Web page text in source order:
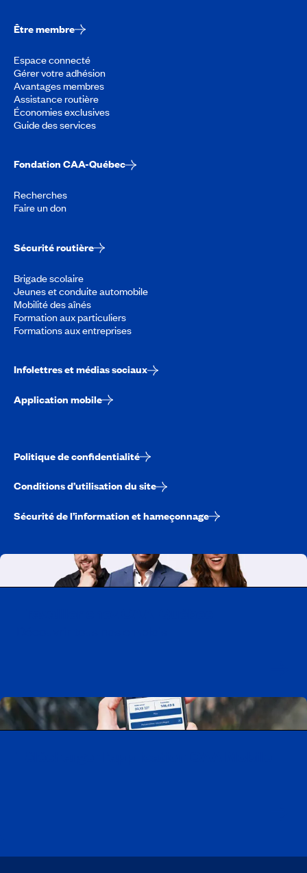
Être membre
Espace connecté
Gérer votre adhésion
Avantages membres
Assistance routière
Économies exclusives
Guide des services
Fondation CAA-Québec
Recherches
Faire un don
Sécurité routière
Brigade scolaire
Jeunes et conduite automobile
Mobilité des aînés
Formation aux particuliers
Formations aux entreprises
Infolettres et médias sociaux
Application mobile
Politique de confidentialité
Conditions d’utilisation du site
Sécurité de l’information et hameçonnage